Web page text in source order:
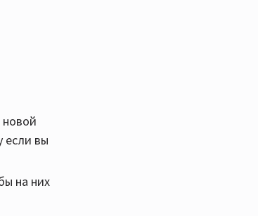
новой
если вы
на них